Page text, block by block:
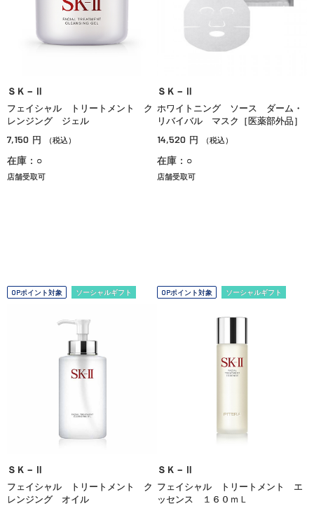
ＳＫ－Ⅱ
フェイシャル トリートメント ク
レンジング ジェル
7,150 円 （税込）
在庫：○
店舗受取可
ＳＫ－Ⅱ
ホワイトニング ソース ダーム・
リバイバル マスク［医薬部外品］
14,520 円 （税込）
在庫：○
店舗受取可
OPポイント対象 ソーシャルギフト
ＳＫ－Ⅱ
フェイシャル トリートメント ク
レンジング オイル
OPポイント対象 ソーシャルギフト
ＳＫ－Ⅱ
フェイシャル トリートメント エ
ッセンス １６０ｍＬ